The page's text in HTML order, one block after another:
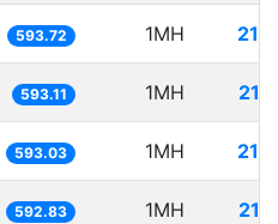
593.72 1MH
593.11 1MH
593.03 1MH
592.83 1MH